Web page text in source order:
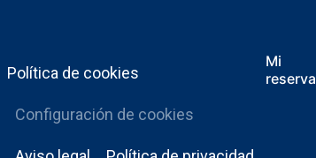
Política de cookies
Configuración de cookies
Mi
reserva